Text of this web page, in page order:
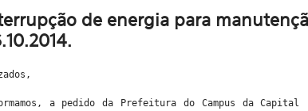
de energia para
a pedido da Prefeitura do Campus da Capital